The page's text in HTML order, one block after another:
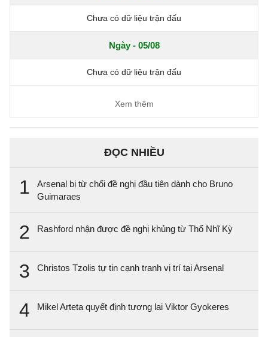
Chưa có dữ liệu trận đấu
Ngày - 05/08
Chưa có dữ liệu trận đấu
Xem thêm
ĐỌC NHIỀU
1
Arsenal bị từ chối đề nghị đầu tiên dành cho Bruno
Guimaraes
2 Rashford nhận được đề nghị khủng từ Thổ Nhĩ Kỳ
3 Christos Tzolis tự tin cạnh tranh vị trí tại Arsenal
4 Mikel Arteta quyết định tương lai Viktor Gyokeres